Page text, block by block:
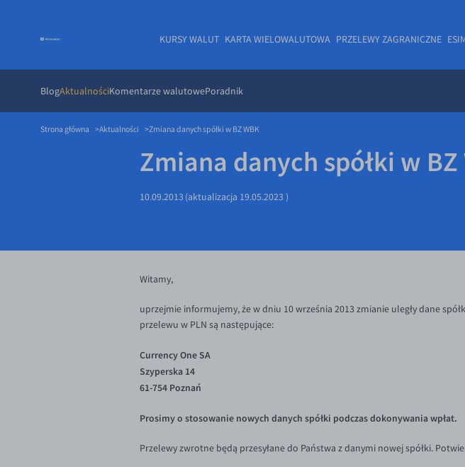
KURSY WALUT KARTA WIELOWALUTOWA PRZELEWY ZAGRANICZNE
BlogAktualnościKomentarze walutowePoradnik
Strona główna Aktualności Zmiana danych spółki w BZ WBK
Zmiana danych spółki w BZ
10.09.2013 (aktualizacja 19.05.2023 )
Witamy,
uprzejmie informujemy, że w dniu 10 września 2013 zmianie uległy dane
przelewu w PLN są następujące:
Currency One SA
Szyperska 14
61-754 Poznań
Prosimy o stosowanie nowych danych spółki podczas dokonywania wpłat.
Przelewy zwrotne będą przesyłane do Państwa z danymi nowej spółki.